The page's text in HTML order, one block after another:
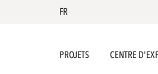
FR
PROJETS CENTRE